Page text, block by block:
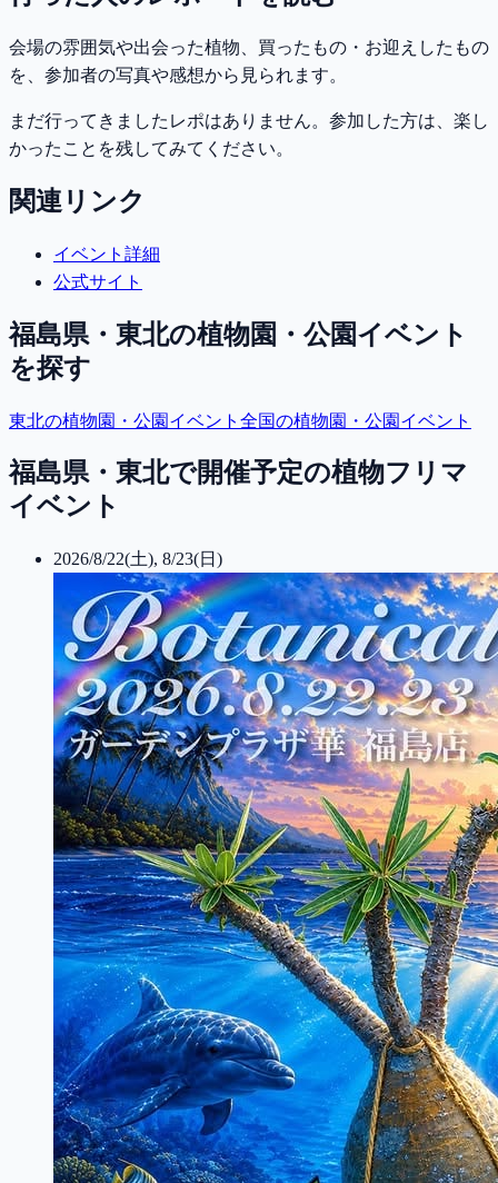
会場の雰囲気や出会った植物、買ったもの・お迎えしたもの
を、参加者の写真や感想から見られます。
まだ行ってきましたレポはありません。参加した方は、楽し
かったことを残してみてください。
関連リンク
イベント詳細
公式サイト
福島県・東北の植物園・公園イベント
を探す
東北の植物園・公園イベント 全国の植物園・公園イベント
福島県・東北で開催予定の植物フリマ
イベント
2026/8/22(土), 8/23(日)